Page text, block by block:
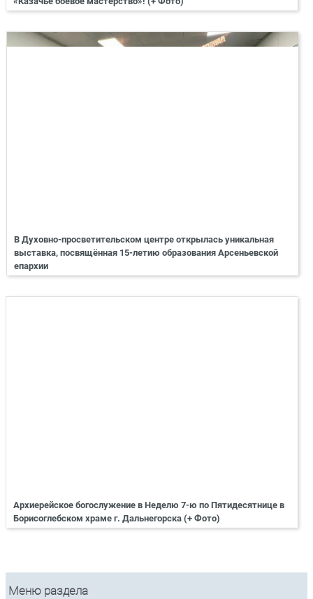
В Духовно-просветительском центре открылась уникальная
выставка, посвящённая 15-летию образования Арсеньевской
епархии
Архиерейское богослужение в Неделю 7-ю по Пятидесятнице в
Борисоглебском храме г. Дальнегорска (+ Фото)
Меню раздела